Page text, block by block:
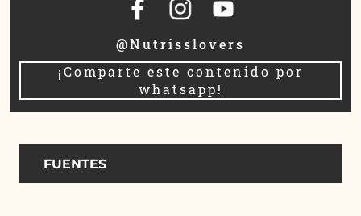
@Nutrisslovers
¡Comparte este contenido por
whatsapp!
FUENTES